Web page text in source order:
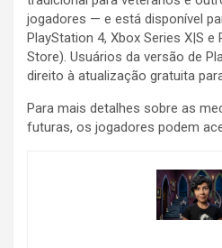
jogadores — e está disponível
PlayStation 4, Xbox Series X|S e
Store). Usuários da versão de
direito à atualização gratuita
Para mais detalhes sobre as
futuras, os jogadores podem